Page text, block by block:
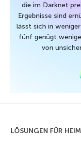
die im Darknet
Ergebnisse sind
lässt sich in
fünf genügt
von
LÖSUNGEN FÜR